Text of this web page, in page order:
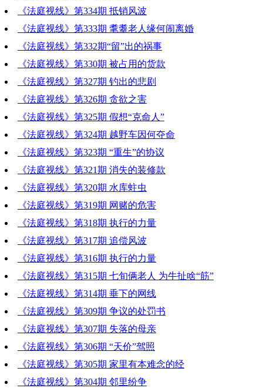
《法庭视线》第334期 抵销风波
《法庭视线》第333期 耄耋老人缘何闹离婚
《法庭视线》第332期“留”出的祸事
《法庭视线》第330期 被占用的货款
《法庭视线》第327期 钓出的悲剧
《法庭视线》第326期 贪欲之害
《法庭视线》第325期 假想“克命人”
《法庭视线》第324期 越野车因何夺命
《法庭视线》第323期 “重生”的协议
《法庭视线》第321期 消失的装修款
《法庭视线》第320期 水库蛀虫
《法庭视线》第319期 网赌的危害
《法庭视线》第318期 执行的力量
《法庭视线》第317期 追偿风波
《法庭视线》第316期 执行的力量
《法庭视线》第315期 七旬俩老人 为牛扯啥“筋”
《法庭视线》第314期 垂下的网线
《法庭视线》第309期 争议的处罚书
《法庭视线》第307期 失落的母亲
《法庭视线》第306期 “天价”驾照
《法庭视线》第305期 家里有本难念的经
《法庭视线》第304期 邻里纷争